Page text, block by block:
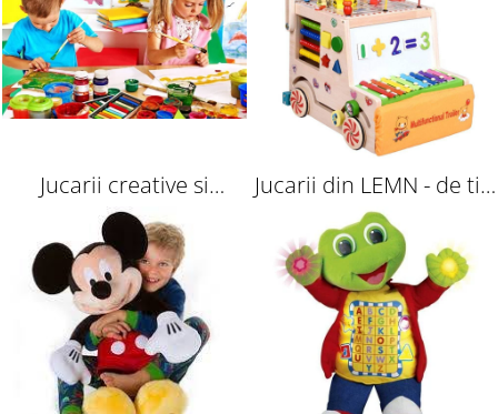
Jucarii creative si
indemanare
Jucarii din LEMN - de tip
Montessori